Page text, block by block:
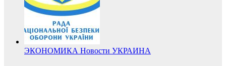
ЭКОНОМИКА Новости УКРАИНА